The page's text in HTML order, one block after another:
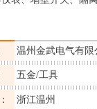
温州金武电气有限
五金/工具
浙江温州